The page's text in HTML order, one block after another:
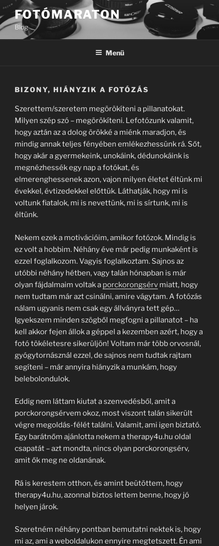
Tartalomhoz
FOTÓMARATON
Blog
Menü
BIZONY, HIÁNYZIK A FOTÓZÁS
Szerettem/szeretem megörökíteni a pillanatokat.
Milyen szép szó – megörökíteni. Lefotózunk valamit,
hogy aztán az a dolog örökké a miénk maradjon, és
mindig annak teljes fényében emlékezhessünk rá. Sőt,
hogy akár a gyermekeink, unokáink, dédunokáink is
megnézhessék egy nap a fotókat, és
elmerenghessenek azon, vajon milyen életet éltünk mi
évekkel, évtizedekkel előttük. Láthatják, hogy mi is
voltunk fiatalok, mi is nevettünk, mi is sírtunk, mi is
éltünk.
Nekem ezek a motivációim, amikor fotózok. Mindig is
ez volt a hobbim. Néhány éve már pedig munkaként is
ezzel foglalkozom. Vagyis foglalkoztam. Sajnos az
utóbbi néhány hétben, vagy talán hónapban is már
olyan fájdalmaim voltak a porckorongsérv miatt, hogy
nem tudtam már azt csinálni, amire vágytam. A fotózás
nálam ugyanis nem csak egy állványra tett gép…
Igyekszem minden szögből megfogni a pillanatot – ha
kell akkor fejen állok a géppel a kezemben azért, hogy a
fotó tökéletesre sikerüljön! Voltam már több orvosnál,
gyógytornásznál ezzel, de sajnos nem tudtak rajtam
segíteni – már annyira hiányzik a munkám, hogy
belebolondulok.
Eddig nem láttam kiutat a szenvedésből, amit a
porckorongsérvem okoz, most viszont talán sikerült
végre megoldás-félét találni. Valamit, ami igen biztató.
Egy barátnőm ajánlotta nekem a therapy4u.hu oldal
csapatát – azt mondta, nincs olyan porckorongsérv,
amit ők meg ne oldanának.
Rá is kerestem otthon, és amint beütöttem, hogy
therapy4u.hu, azonnal biztos lettem benne, hogy jó
helyen járok.
Szeretném néhány pontban bemutatni nektek is, hogy
mi az, ami a weboldalukon ennyire megtetszett. Én ami